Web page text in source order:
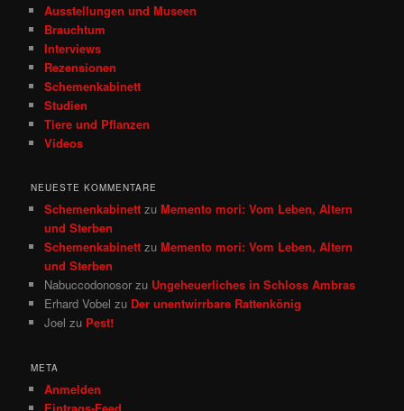
Ausstellungen und Museen
Brauchtum
Interviews
Rezensionen
Schemenkabinett
Studien
Tiere und Pflanzen
Videos
NEUESTE KOMMENTARE
Schemenkabinett zuMemento mori: Vom Leben, Altern
und Sterben
Schemenkabinett zuMemento mori: Vom Leben, Altern
und Sterben
Nabuccodonosor zu Ungeheuerliches in Schloss Ambras
Erhard Vobel zu Der unentwirrbare Rattenkönig
Joel zu Pest!
META
Anmelden
Eintrags-Feed